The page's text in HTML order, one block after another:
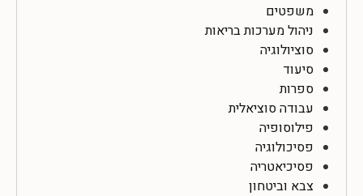
משפטים
ניהול מערכות בריאות
סוציולוגיה
סיעוד
ספרות
עבודה סוציאלית
פילוסופיה
פסיכולוגיה
פסיכיאטריה
צבא וביטחון